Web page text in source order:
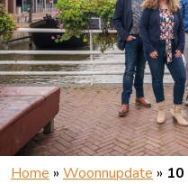
Home » Woonnupdate »